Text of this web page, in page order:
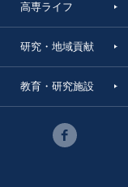
高専ライフ
研究・地域貢献
教育・研究施設